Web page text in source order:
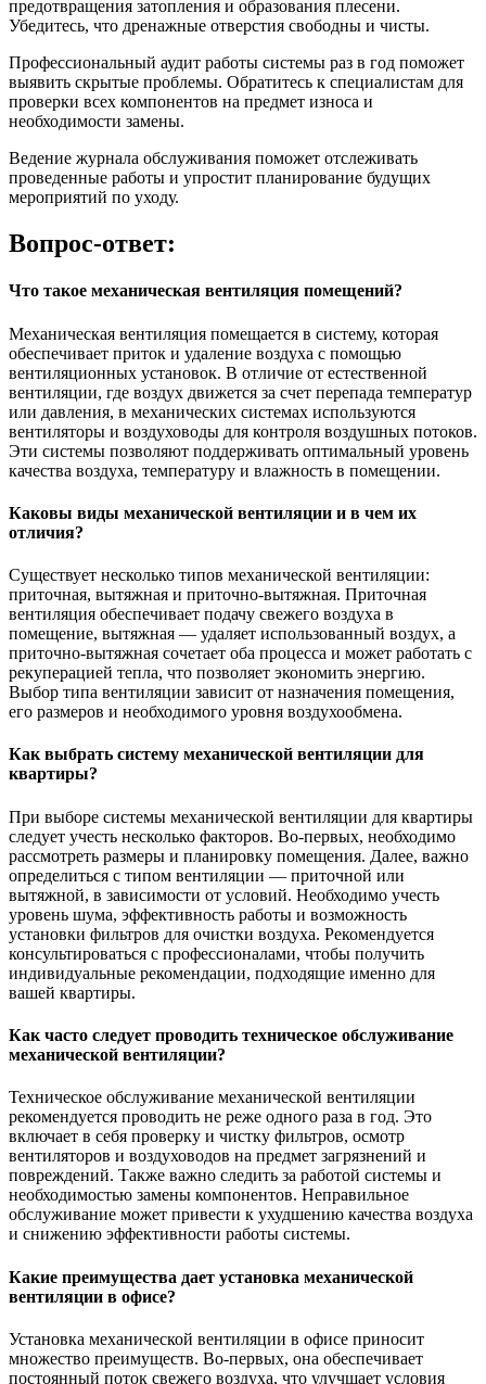
предотвращения затопления и образования плесени.
Убедитесь, что дренажные отверстия свободны и чисты.
Профессиональный аудит работы системы раз в год поможет
выявить скрытые проблемы. Обратитесь к специалистам для
проверки всех компонентов на предмет износа и
необходимости замены.
Ведение журнала обслуживания поможет отслеживать
проведенные работы и упростит планирование будущих
мероприятий по уходу.
Вопрос-ответ:
Что такое механическая вентиляция помещений?
Механическая вентиляция помещается в систему, которая
обеспечивает приток и удаление воздуха с помощью
вентиляционных установок. В отличие от естественной
вентиляции, где воздух движется за счет перепада температур
или давления, в механических системах используются
вентиляторы и воздуховоды для контроля воздушных потоков.
Эти системы позволяют поддерживать оптимальный уровень
качества воздуха, температуру и влажность в помещении.
Каковы виды механической вентиляции и в чем их
отличия?
Существует несколько типов механической вентиляции:
приточная, вытяжная и приточно-вытяжная. Приточная
вентиляция обеспечивает подачу свежего воздуха в
помещение, вытяжная — удаляет использованный воздух, а
приточно-вытяжная сочетает оба процесса и может работать с
рекуперацией тепла, что позволяет экономить энергию.
Выбор типа вентиляции зависит от назначения помещения,
его размеров и необходимого уровня воздухообмена.
Как выбрать систему механической вентиляции для
квартиры?
При выборе системы механической вентиляции для квартиры
следует учесть несколько факторов. Во-первых, необходимо
рассмотреть размеры и планировку помещения. Далее, важно
определиться с типом вентиляции — приточной или
вытяжной, в зависимости от условий. Необходимо учесть
уровень шума, эффективность работы и возможность
установки фильтров для очистки воздуха. Рекомендуется
консультироваться с профессионалами, чтобы получить
индивидуальные рекомендации, подходящие именно для
вашей квартиры.
Как часто следует проводить техническое обслуживание
механической вентиляции?
Техническое обслуживание механической вентиляции
рекомендуется проводить не реже одного раза в год. Это
включает в себя проверку и чистку фильтров, осмотр
вентиляторов и воздуховодов на предмет загрязнений и
повреждений. Также важно следить за работой системы и
необходимостью замены компонентов. Неправильное
обслуживание может привести к ухудшению качества воздуха
и снижению эффективности работы системы.
Какие преимущества дает установка механической
вентиляции в офисе?
Установка механической вентиляции в офисе приносит
множество преимуществ. Во-первых, она обеспечивает
постоянный поток свежего воздуха, что улучшает условия